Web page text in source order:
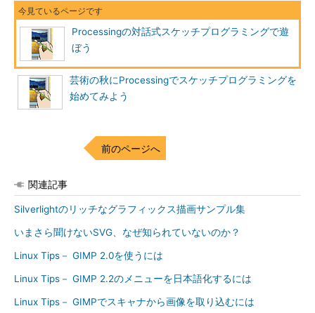
Processingの対話式スケッチプログラミングで遊
ぼう
芸術の秋にProcessingでスケッチプログラミングを
始めてみよう
前のページへ
関連記事
Silverlightのリッチなグラフィックス描画サンプル集
いまさら聞けないSVG、なぜ知られていないのか？
Linux Tips－ GIMP 2.0を使うには
Linux Tips－ GIMP 2.2のメニューを日本語化するには
Linux Tips－ GIMPでスキャナから画像を取り込むには